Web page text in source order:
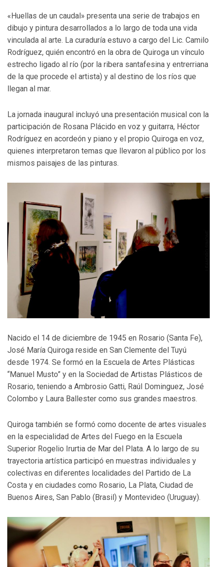
«Huellas de un caudal» presenta una serie de trabajos en
dibujo y pintura desarrollados a lo largo de toda una vida
vinculada al arte. La curaduría estuvo a cargo del Lic. Camilo
Rodríguez, quién encontró en la obra de Quiroga un vínculo
estrecho ligado al río (por la ribera santafesina y entrerriana
de la que procede el artista) y al destino de los ríos que
llegan al mar.
La jornada inaugural incluyó una presentación musical con la
participación de Rosana Plácido en voz y guitarra, Héctor
Rodríguez en acordeón y piano y el propio Quiroga en voz,
quienes interpretaron temas que llevaron al público por los
mismos paisajes de las pinturas.
Nacido el 14 de diciembre de 1945 en Rosario (Santa Fe),
José María Quiroga reside en San Clemente del Tuyú
desde 1974. Se formó en la Escuela de Artes Plásticas
“Manuel Musto” y en la Sociedad de Artistas Plásticos de
Rosario, teniendo a Ambrosio Gatti, Raúl Dominguez, José
Colombo y Laura Ballester como sus grandes maestros.
Quiroga también se formó como docente de artes visuales
en la especialidad de Artes del Fuego en la Escuela
Superior Rogelio Irurtia de Mar del Plata. A lo largo de su
trayectoria artística participó en muestras individuales y
colectivas en diferentes localidades del Partido de La
Costa y en ciudades como Rosario, La Plata, Ciudad de
Buenos Aires, San Pablo (Brasil) y Montevideo (Uruguay).